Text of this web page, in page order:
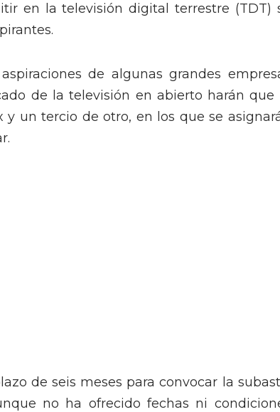
en la televisión digital terrestre (TDT)
de algunas grandes
de la televisión en abierto harán que
un tercio de otro, en los que se
de seis meses para convocar la
no ha ofrecido fechas ni